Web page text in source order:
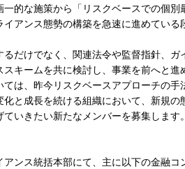
一的な施策から「リスクベースでの個
アンス態勢の構築を急速に進めている
るだけでなく、関連法令や監督指針、
スキームを共に検討し、事業を前へと
ては、昨今リスクベースアプローチの
化と成長を続ける組織において、新規
いきたい新たなメンバーを募集します。
アンス統括本部にて、主に以下の金融